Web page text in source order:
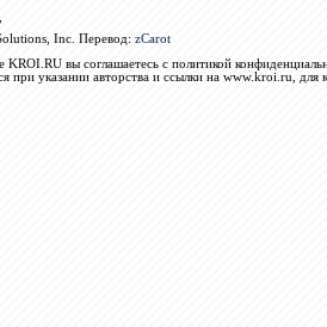
Inc. Перевод: zCarot
вы соглашаетесь с политикой
при указании авторства и ссылки на www.kroi.ru, для